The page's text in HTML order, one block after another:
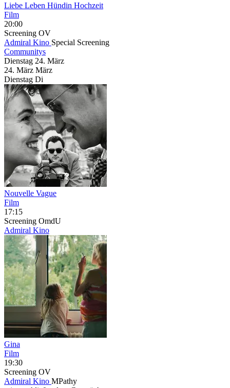
Liebe Leben Hündin Hochzeit
Film
20:00
Screening OV
Admiral Kino Special Screening
Communitys
Dienstag 24. März
24. März März
Dienstag Di
Nouvelle Vague
Film
17:15
Screening OmdU
Admiral Kino
Gina
Film
19:30
Screening OV
Admiral Kino MPathy